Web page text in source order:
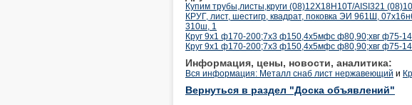
Купим трубы,листы,круги (08)12Х18Н10Т/AISI321
КРУГ, лист, шестигр, квадрат, поковка ЭИ 961Ш,
310ш, 1
Круг 9х1 ф170-200;7х3 ф150,4х5мфс ф80,90;хвг ф75-
Круг 9х1 ф170-200;7х3 ф150,4х5мфс ф80,90;хвг ф75-
Информация, цены, новости, аналитика:
Вся информация: Металл снаб лист нержавеющий и
Вернуться в раздел "Доска объявлений"